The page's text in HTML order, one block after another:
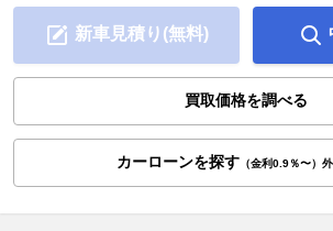
新車見積り(無料)
買取価格を調べる
カーローンを探す（金利0.9％〜）